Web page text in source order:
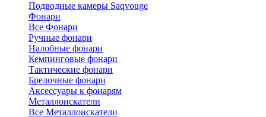
Подводные камеры Saqvouge
Фонари
Все Фонари
Ручные фонари
Налобные фонари
Кемпинговые фонари
Тактические фонари
Брелочные фонари
Аксессуары к фонарям
Металлоискатели
Все Металлоискатели